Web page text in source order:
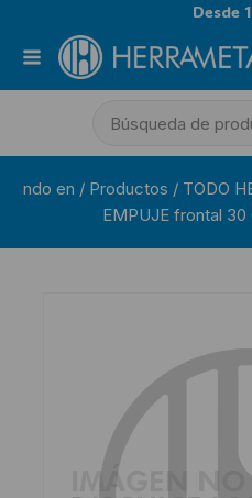
Desde
ndo en / Productos / TODO
EMPUJE frontal